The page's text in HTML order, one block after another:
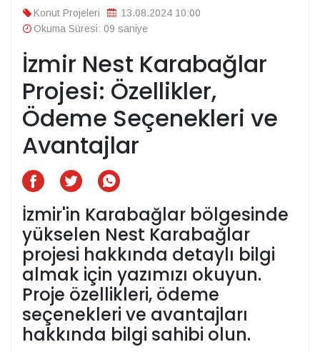
Konut Projeleri
13.08.2024 10:00
Okuma Süresi: 09 saniye
İzmir Nest Karabağlar
Projesi: Özellikler,
Ödeme Seçenekleri ve
Avantajlar
İzmir'in Karabağlar bölgesinde
yükselen Nest Karabağlar
projesi hakkında detaylı bilgi
almak için yazımızı okuyun.
Proje özellikleri, ödeme
seçenekleri ve avantajları
hakkında bilgi sahibi olun.